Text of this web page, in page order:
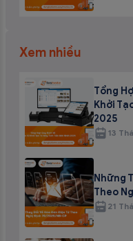
Xem nhiều
Tổng
Khởi
2025
13
Những
Theo
21